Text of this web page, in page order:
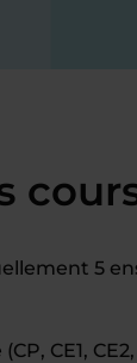
5
CE1, CE2,